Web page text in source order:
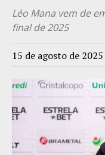
Léo Mana vem de
final de 2025
15 de agosto de 2025